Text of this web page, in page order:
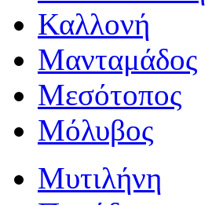
Καλλονή
Μανταμάδος
Μεσότοπος
Μόλυβος
Μυτιλήνη